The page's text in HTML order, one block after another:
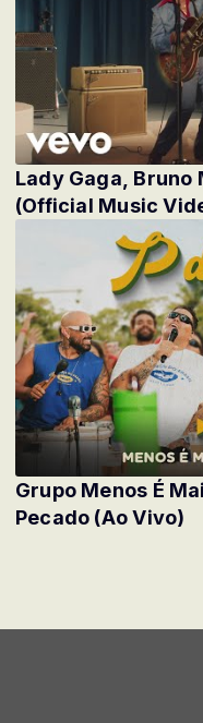
Lady Gaga, Bruno
(Official Music
Grupo Menos É
Pecado (Ao Vivo)